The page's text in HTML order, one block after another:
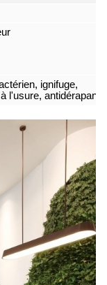
ignifuge,
l'usure, antidérapant